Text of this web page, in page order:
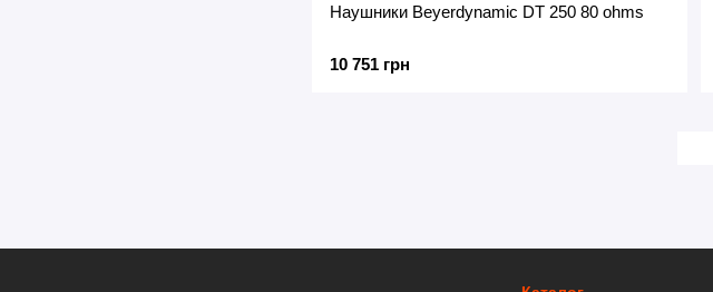
Наушники Beyerdynamic DT 250 80 ohms
10 751 грн